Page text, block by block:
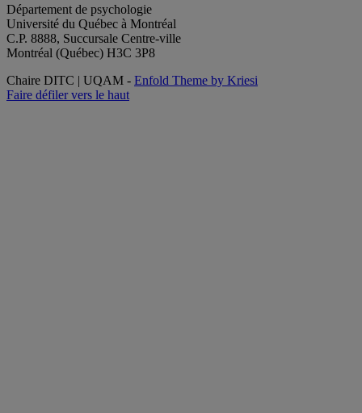
Département de psychologie
Université du Québec à Montréal
C.P. 8888, Succursale Centre-ville
Montréal (Québec) H3C 3P8
Chaire DITC | UQAM - Enfold Theme by Kriesi
Faire défiler vers le haut